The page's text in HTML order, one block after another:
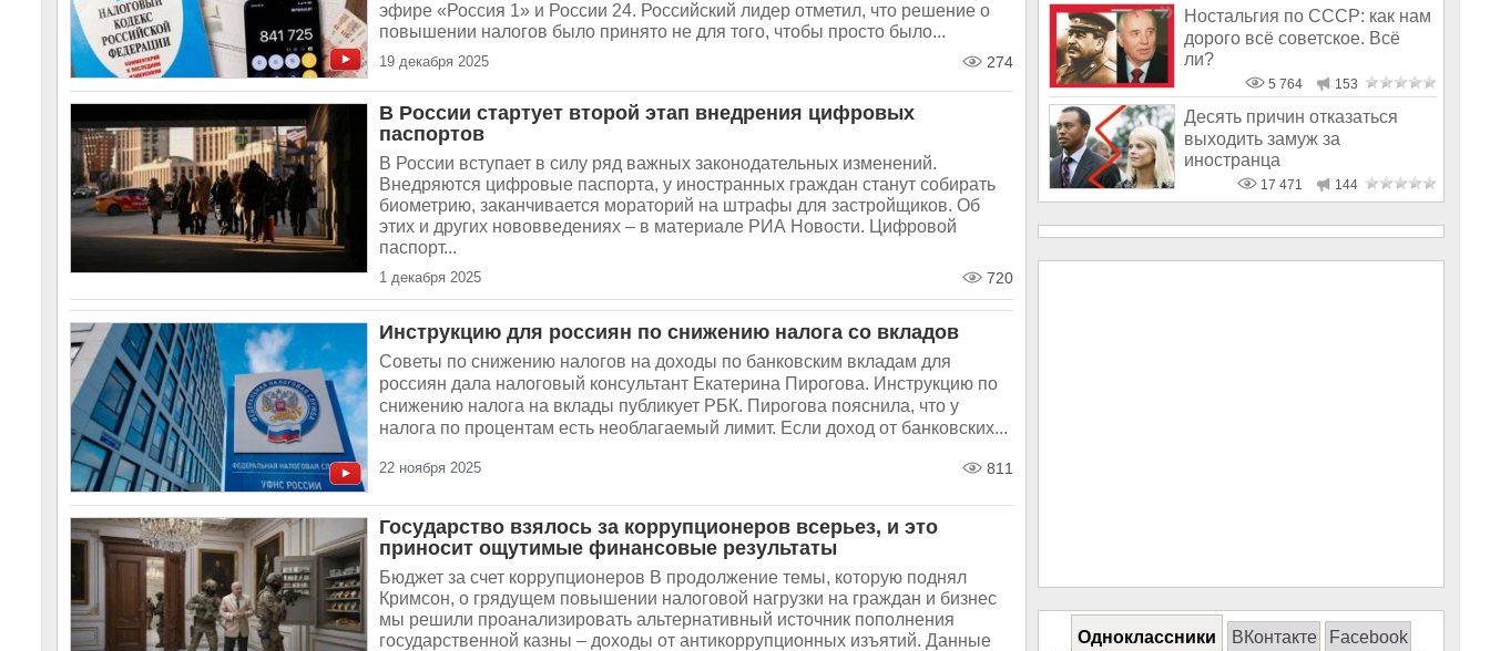
эфире «Россия 1» и России 24. Российский лидер отметил, что решение о
повышении налогов было принято не для того, чтобы просто было...
19 декабря 2025 274
В России стартует второй этап внедрения цифровых
паспортов
В России вступает в силу ряд важных законодательных изменений.
Внедряются цифровые паспорта, у иностранных граждан станут собирать
биометрию, заканчивается мораторий на штрафы для застройщиков. Об
этих и других нововведениях – в материале РИА Новости. Цифровой
паспорт...
1 декабря 2025 720
Инструкцию для россиян по снижению налога со вкладов
Советы по снижению налогов на доходы по банковским вкладам для
россиян дала налоговый консультант Екатерина Пирогова. Инструкцию по
снижению налога на вклады публикует РБК. Пирогова пояснила, что у
налога по процентам есть необлагаемый лимит. Если доход от банковских...
22 ноября 2025 811
Государство взялось за коррупционеров всерьез, и это
приносит ощутимые финансовые результаты
Бюджет за счет коррупционеров В продолжение темы, которую поднял
Кримсон, о грядущем повышении налоговой нагрузки на граждан и бизнес
мы решили проанализировать альтернативный источник пополнения
государственной казны – доходы от антикоррупционных изъятий. Данные
Ностальгия по СССР: как нам
дорого всё советское. Всё
ли?
5 764 153
Десять причин отказаться
выходить замуж за
иностранца
17 471 144
Одноклассники ВКонтакте Facebook